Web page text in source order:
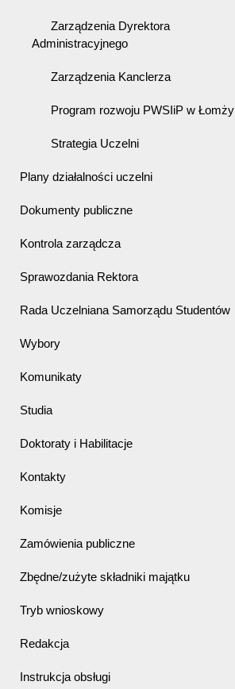
Zarządzenia Dyrektora
Administracyjnego
Zarządzenia Kanclerza
Program rozwoju PWSIiP w Łomży
Strategia Uczelni
Plany działalności uczelni
Dokumenty publiczne
Kontrola zarządcza
Sprawozdania Rektora
Rada Uczelniana Samorządu Studentów
Wybory
Komunikaty
Studia
Doktoraty i Habilitacje
Kontakty
Komisje
Zamówienia publiczne
Zbędne/zużyte składniki majątku
Tryb wnioskowy
Redakcja
Instrukcja obsługi